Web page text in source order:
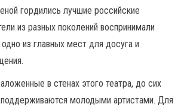
гордились лучшие российские
из разных поколений воспринимали
из главных мест для досуга и
в стенах этого театра, до сих
молодыми артистами. Для